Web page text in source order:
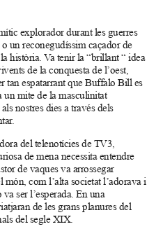
explorador durant les guerres
un reconegudíssim caçador de
història. Va tenir la “brillant “ idea
de la conquesta de l’oest,
tan espatarrant que Buffalo Bill es
mite de la masculinitat
nostres dies a través dels
del telenotícies de TV3,
de mena necessita entendre
de vaques va arrossegar
com l’alta societat l’adorava i
ser l’esperada. En una
de les grans planures del
del segle XIX.